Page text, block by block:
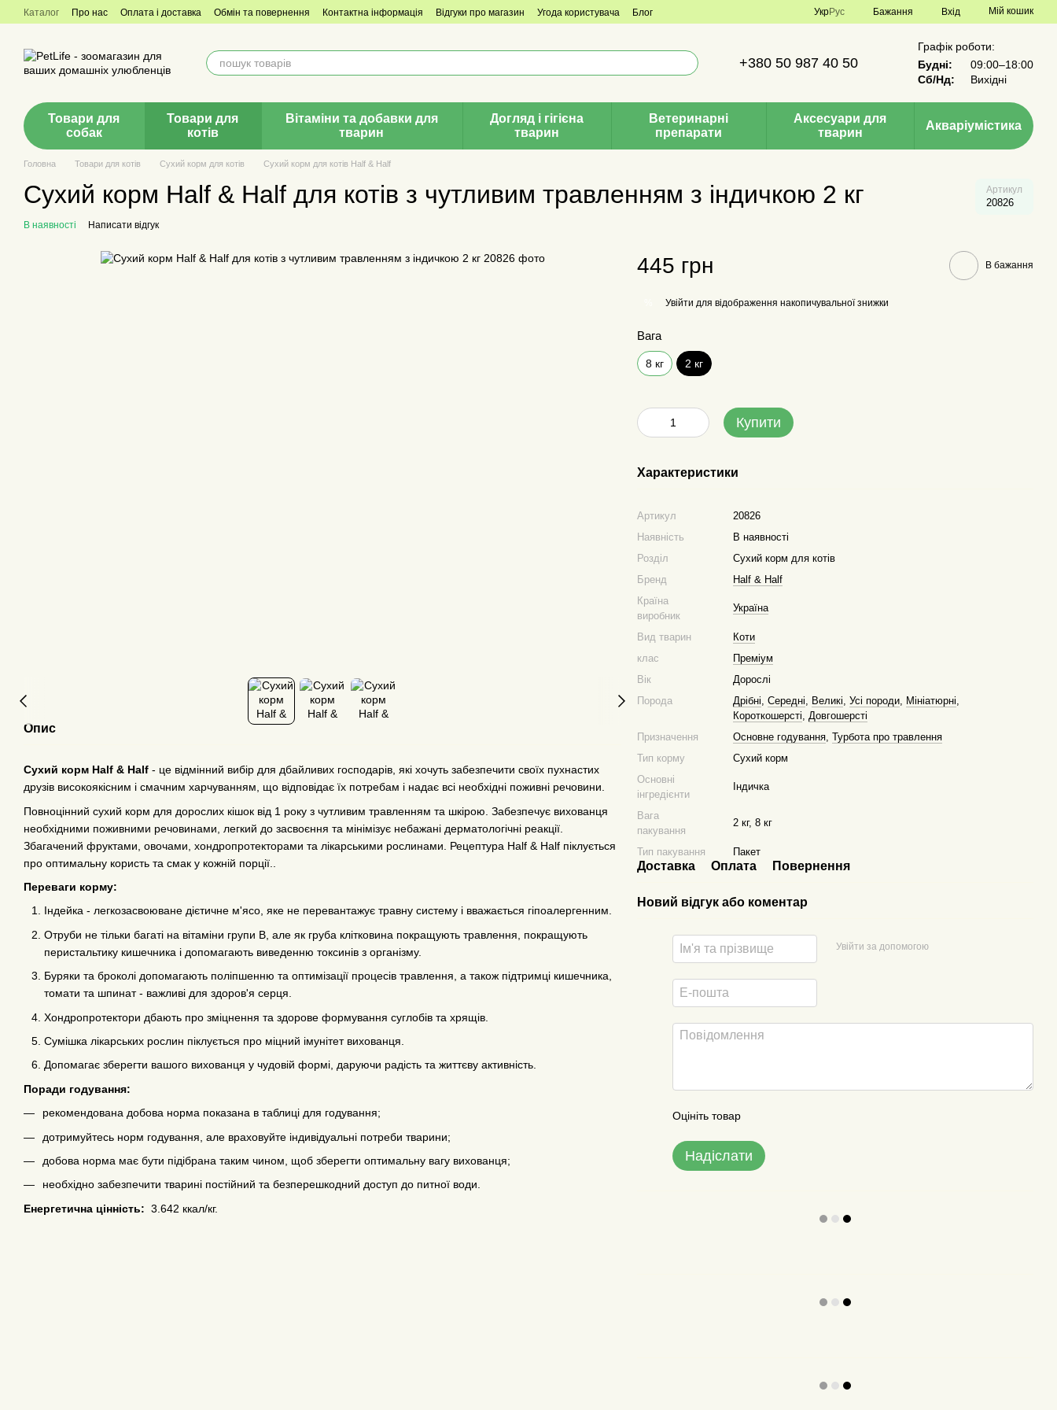
Перейти до основного контенту
Каталог Про нас Оплата і доставка Обмін та повернення Контактна інформація Відгуки про магазин Угода користувача Блог УкрРус Бажання Вхід Мій кошик
+380 50 987 40 50
Графік роботи:
Будні:
09:00–18:00
Сб/Нд:
Вихідні
Товари для
собак
Товари для
котів
Вітаміни та добавки для
тварин
Догляд і гігієна
тварин
Ветеринарні
препарати
Аксесуари для
тварин
Акваріумістика
Головна Товари для котів Сухий корм для котів Сухий корм для котів Half & Half
Сухий корм Half & Half для котів з чутливим травленням з індичкою 2 кг Артикул
20826
В наявності Написати відгук
Опис
Сухий корм Half & Half - це відмінний вибір для дбайливих господарів, які хочуть забезпечити своїх пухнастих
друзів високоякісним і смачним харчуванням, що відповідає їх потребам і надає всі необхідні поживні речовини.
Повноцінний сухий корм для дорослих кішок від 1 року з чутливим травленням та шкірою. Забезпечує вихованця
необхідними поживними речовинами, легкий до засвоєння та мінімізує небажані дерматологічні реакції.
Збагачений фруктами, овочами, хондропротекторами та лікарськими рослинами. Рецептура Half & Half піклується
про оптимальну користь та смак у кожній порції..
Переваги корму:
Індейка - легкозасвоюване дієтичне м'ясо, яке не перевантажує травну систему і вважається гіпоалергенним.
Отруби не тільки багаті на вітаміни групи В, але як груба клітковина покращують травлення, покращують
перистальтику кишечника і допомагають виведенню токсинів з організму.
Буряки та броколі допомагають поліпшенню та оптимізації процесів травлення, а також підтримці кишечника,
томати та шпинат - важливі для здоров'я серця.
Хондропротектори дбають про зміцнення та здорове формування суглобів та хрящів.
Сумішка лікарських рослин піклується про міцний імунітет вихованця.
Допомагає зберегти вашого вихованця у чудовій формі, даруючи радість та життєву активність.
Поради годування:
рекомендована добова норма показана в таблиці для годування;
дотримуйтесь норм годування, але враховуйте індивідуальні потреби тварини;
добова норма має бути підібрана таким чином, щоб зберегти оптимальну вагу вихованця;
необхідно забезпечити тварині постійний та безперешкодний доступ до питної води.
Енергетична цінність: 3.642 ккал/кг.
445 грн В бажання
Увійти для відображення накопичувальної знижки
Вага
8 кг 2 кг
Купити
Характеристики
Артикул
20826
Наявність
В наявності
Розділ
Сухий корм для котів
Бренд
Half & Half
Країна
виробник
Україна
Вид тварин
Коти
клас
Преміум
Вік
Дорослі
Порода
Дрібні,Середні, Великі,Усі породи, Мініатюрні,
Короткошерсті,Довгошерсті
Призначення
Основне годування,Турбота про травлення
Тип корму
Сухий корм
Основні
інгредієнти
Індичка
Вага
пакування
2 кг, 8 кг
Тип пакування Пакет
Доставка Оплата Повернення
Новий відгук або коментар
Увійти за допомогою
Оцініть товар
Надіслати